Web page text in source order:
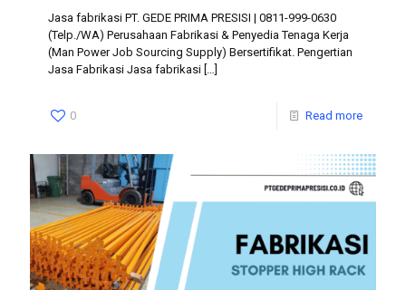
Jasa fabrikasi PT. GEDE PRIMA PRESISI | 0811-999-0630
(Telp./WA) Perusahaan Fabrikasi & Penyedia Tenaga Kerja
(Man Power Job Sourcing Supply) Bersertifikat. Pengertian
Jasa Fabrikasi Jasa fabrikasi […]
0 Read more